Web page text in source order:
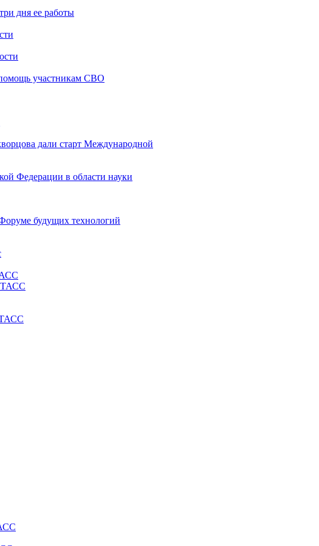
дня ее работы
участникам СВО
дали старт Международной
Федерации в области науки
будущих технологий
ТАСС
ТАСС